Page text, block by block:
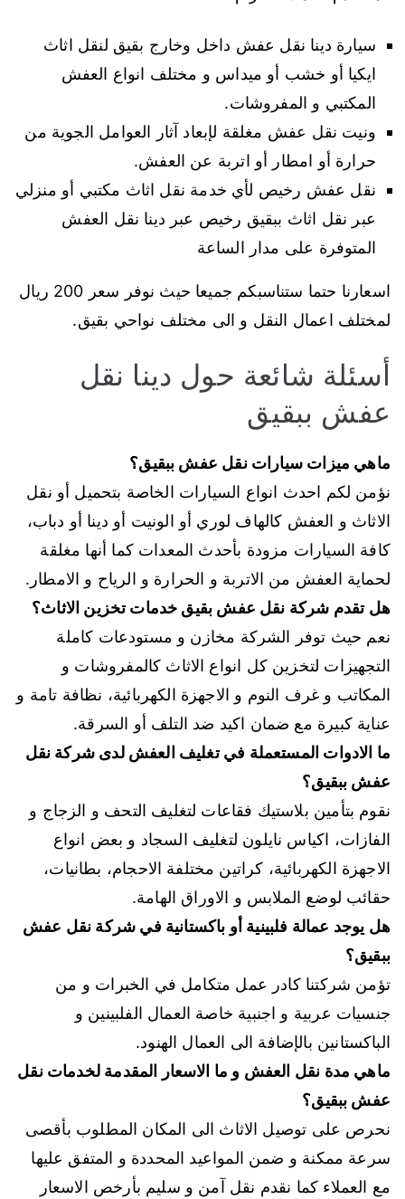
سيارة دينا نقل عفش داخل وخارج بقيق لنقل اثاث
ايكيا أو خشب أو ميداس و مختلف انواع العفش
المكتبي و المفروشات.
ونيت نقل عفش مغلقة لإبعاد آثار العوامل الجوية من
حرارة أو امطار أو اتربة عن العفش.
نقل عفش رخيص لأي خدمة نقل اثاث مكتبي أو منزلي
عبر نقل اثاث ببقيق رخيص عبر دينا نقل العفش
المتوفرة على مدار الساعة
اسعارنا حتما ستناسبكم جميعا حيث نوفر سعر 200 ريال
لمختلف اعمال النقل و الى مختلف نواحي بقيق.
أسئلة شائعة حول دينا نقل
عفش ببقيق
ماهي ميزات سيارات نقل عفش ببقيق؟
نؤمن لكم احدث انواع السيارات الخاصة بتحميل أو نقل
الاثاث و العفش كالهاف لوري أو الونيت أو دينا أو دباب،
كافة السيارات مزودة بأحدث المعدات كما أنها مغلقة
لحماية العفش من الاتربة و الحرارة و الرياح و الامطار.
هل تقدم شركة نقل عفش بقيق خدمات تخزين الاثاث؟
نعم حيث توفر الشركة مخازن و مستودعات كاملة
التجهيزات لتخزين كل انواع الاثاث كالمفروشات و
المكاتب و غرف النوم و الاجهزة الكهربائية، نظافة تامة و
عناية كبيرة مع ضمان اكيد ضد التلف أو السرقة.
ما الادوات المستعملة في تغليف العفش لدى شركة نقل
عفش ببقيق؟
نقوم بتأمين بلاستيك فقاعات لتغليف التحف و الزجاج و
الفازات، اكياس نايلون لتغليف السجاد و بعض انواع
الاجهزة الكهربائية، كراتين مختلفة الاحجام، بطانيات،
حقائب لوضع الملابس و الاوراق الهامة.
هل يوجد عمالة فلبينية أو باكستانية في شركة نقل عفش
ببقيق؟
تؤمن شركتنا كادر عمل متكامل في الخبرات و من
جنسيات عربية و اجنبية خاصة العمال الفلبينين و
الباكستانين بالإضافة الى العمال الهنود.
ماهي مدة نقل العفش و ما الاسعار المقدمة لخدمات نقل
عفش ببقيق؟
نحرص على توصيل الاثاث الى المكان المطلوب بأقصى
سرعة ممكنة و ضمن المواعيد المحددة و المتفق عليها
مع العملاء كما نقدم نقل آمن و سليم بأرخص الاسعار